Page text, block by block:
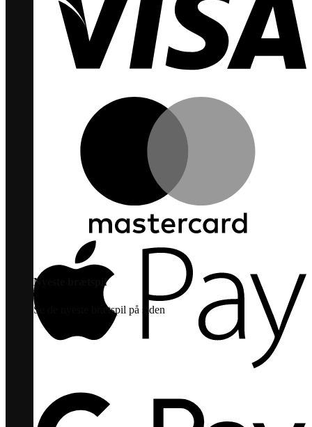
Nyeste brætspil
Se de nyeste brætspil på siden